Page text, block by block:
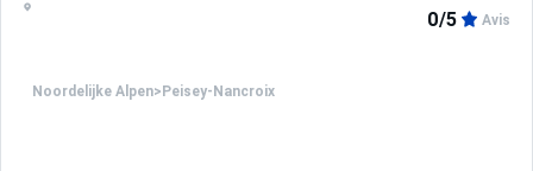
Noordelijke Alpen> Peisey-Nancroix
0/5 Avis